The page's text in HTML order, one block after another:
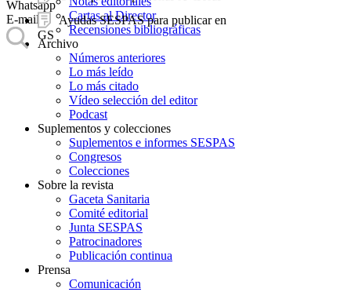
Ayudas SESPAS para publicar en
GS
Whatsapp
E-mail
Cartas al Director
Recensiones bibliográficas
Archivo
Números anteriores
Lo más leído
Lo más citado
Vídeo selección del editor
Podcast
Suplementos y colecciones
Suplementos e informes SESPAS
Congresos
Colecciones
Sobre la revista
Gaceta Sanitaria
Comité editorial
Junta SESPAS
Patrocinadores
Publicación continua
Prensa
Comunicación